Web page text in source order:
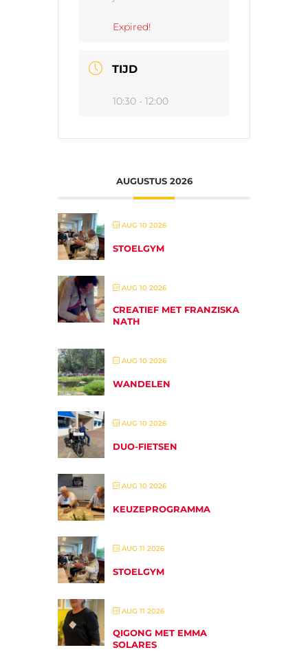
Expired!
TIJD
10:30 - 12:00
AUGUSTUS 2026
AUG 10 2026
STOELGYM
AUG 10 2026
CREATIEF MET FRANZISKA
NATH
AUG 10 2026
WANDELEN
AUG 10 2026
DUO-FIETSEN
AUG 10 2026
KEUZEPROGRAMMA
AUG 11 2026
STOELGYM
AUG 11 2026
QIGONG MET EMMA
SOLARES